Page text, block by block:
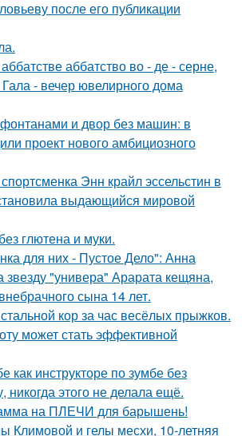
после его публикации
аббатство во - де - серне,
- вечер ювелирного дома
и двор без машин: в
проект нового амбициозного
Энн крайл эссельстин в
выдающийся мировой
глютена и муки.
для них - Пустое Дело": Анна
звезду "универа" Арарата кещяна,
сына 14 лет.
кор за час весёлых прыжков.
может стать эффективной
как инструкторе по зумбе без
никогда этого не делала ещё.
на ПЛЕЧИ для барышень!
Климовой и гелы месхи, 10-летняя